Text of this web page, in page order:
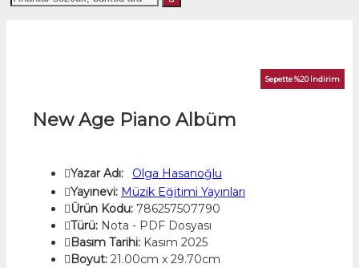
Sepette %20 İndirim
New Age Piano Albüm
Yazar Adı:
Olga Hasanoğlu
Yayınevi: Müzik Eğitimi Yayınları
Ürün Kodu: 786257507790
Türü: Nota - PDF Dosyası
Basım Tarihi: Kasım 2025
Boyut: 21.00cm x 29.70cm